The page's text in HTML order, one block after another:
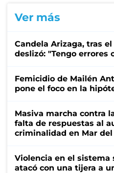
Ver más
Candela Arizaga, tras
deslizó: "Tengo errores
Femicidio de Mailén
pone el foco en la
Masiva marcha contra
falta de respuestas al
criminalidad en Mar del
Violencia en el
atacó con una tijera a